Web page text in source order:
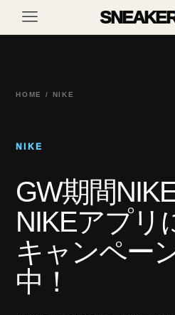
HOME / NIKE
NIKE
GW期間
NIKEアプリ
キャンペー
中！